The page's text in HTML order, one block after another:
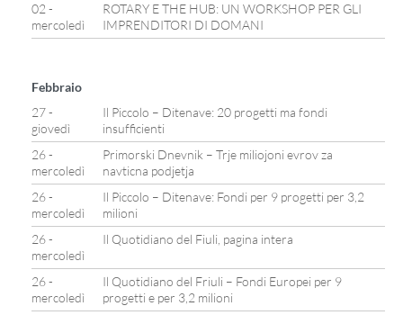
02 -
mercoledì
ROTARY E THE HUB: UN WORKSHOP PER GLI
IMPRENDITORI DI DOMANI
Febbraio
27 -
giovedì
Il Piccolo – Ditenave: 20 progetti ma fondi
insufficienti
26 -
mercoledì
Primorski Dnevnik – Trje miliojoni evrov za
navticna podjetja
26 -
mercoledì
Il Piccolo – Ditenave: Fondi per 9 progetti per 3,2
milioni
26 -
mercoledì
Il Quotidiano del Fiuli, pagina intera
26 -
mercoledì
Il Quotidiano del Friuli – Fondi Europei per 9
progetti e per 3,2 milioni